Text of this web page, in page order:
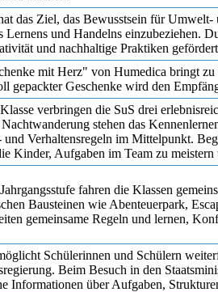
das Ziel, das Bewusstsein für Umwelt-
Lernens und Handelns einzubeziehen.
und nachhaltige Praktiken
mit Herz" von Humedica bringt
gepackter Geschenke wird den
verbringen die SuS drei
stehen das
Verhaltensregeln im Mittelpunkt.
Kinder, Aufgaben im Team zu
fahren die Klassen
Bausteinen wie Abenteuerpark,
gemeinsame Regeln und lernen,
Schülerinnen und Schülern
Beim Besuch in den
Informationen über Aufgaben,